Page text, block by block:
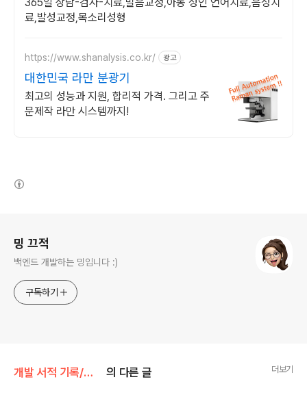
365일 상담-검사-치료,발음교정,아동 성인 언어치료,음성치
료,발성교정,목소리성형
https://www.shanalysis.co.kr/ 광고
대한민국 라만 분광기
최고의 성능과 지원, 합리적 가격. 그리고 주
문제작 라만 시스템까지!
밍 끄적
백엔드 개발하는 밍입니다 :)
구독하기
개발 서적 기록/오브젝트_조영호 의 다른 글 더보기